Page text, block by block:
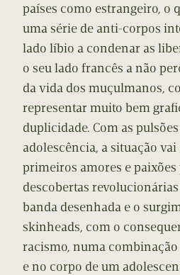
países como estrangeiro, o
uma série de anti-corpos
lado líbio a condenar as
o seu lado francês a não
da vida dos muçulmanos,
representar muito bem
duplicidade. Com as
adolescência, a situação vai
primeiros amores e paixões
descobertas
banda desenhada e o
skinheads, com o
racismo, numa
e no corpo de um